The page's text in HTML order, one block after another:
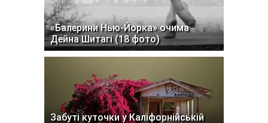
«Балерини Нью-Йорка» очима
Дейна Шитагі (18 фото)
Забуті куточки у Каліфорнійській